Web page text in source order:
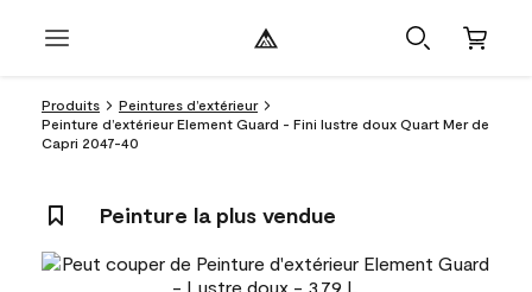
Produits
Peintures d’extérieur
Peinture d’extérieur Element Guard - Fini lustre doux Quart Mer de
Capri 2047-40
Peinture la plus vendue